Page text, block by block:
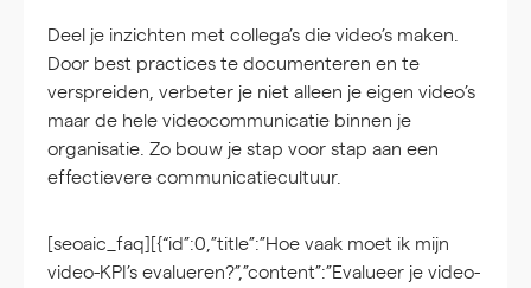
Deel je inzichten met collega’s die video’s maken.
Door best practices te documenteren en te
verspreiden, verbeter je niet alleen je eigen video’s
maar de hele videocommunicatie binnen je
organisatie. Zo bouw je stap voor stap aan een
effectievere communicatiecultuur.
[seoaic_faq][{“id”:0,”title”:”Hoe vaak moet ik mijn
video-KPI’s evalueren?”,”content”:”Evalueer je video-